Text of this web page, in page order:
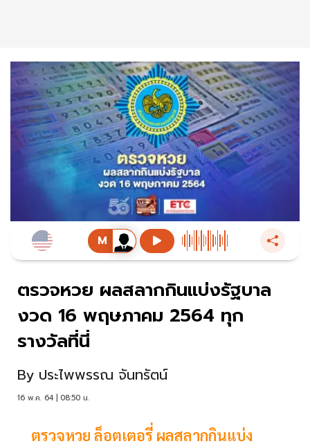
ตรวจหวย ผลสลากกินแบ่งรัฐบาล
งวด 16 พฤษภาคม 2564 ทุก
รางวัลที่นี่
By ประไพพรรณ จันทรัตน์
16 พ.ค. 64 | 08:50 น.
ตรวจหวย ล็อตเตอรี่ ผลสลากกินแบ่ง